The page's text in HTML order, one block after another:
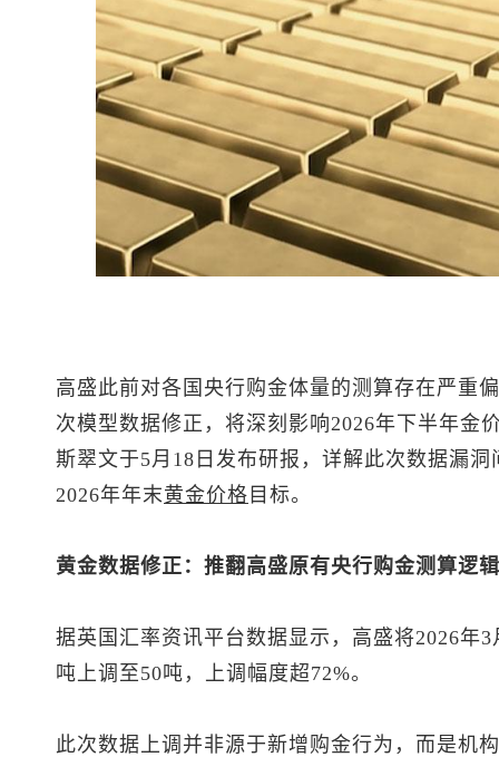
高盛此前对各国央行购金体量的测算存在严重
次模型数据修正，将深刻影响2026年下半年金
斯翠文于5月18日发布研报，详解此次数据漏
2026年年末黄金价格 目标。
黄金数据修正：推翻高盛原有央行购金测算逻辑
据英国汇率资讯平台数据显示，高盛将2026年
吨上调至50吨，上调幅度超72%。
此次数据上调并非源于新增购金行为，而是机